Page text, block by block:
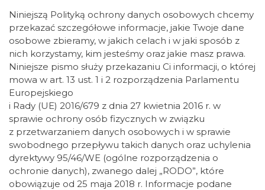
Niniejszą Polityką ochrony danych osobowych chcemy
przekazać szczegółowe informacje, jakie Twoje dane
osobowe zbieramy, w jakich celach i w jaki sposób z
nich korzystamy, kim jesteśmy oraz jakie masz prawa.
Niniejsze pismo służy przekazaniu Ci informacji, o której
mowa w art. 13 ust. 1 i 2 rozporządzenia Parlamentu
Europejskiego
i Rady (UE) 2016/679 z dnia 27 kwietnia 2016 r. w
sprawie ochrony osób fizycznych w związku
z przetwarzaniem danych osobowych i w sprawie
swobodnego przepływu takich danych oraz uchylenia
dyrektywy 95/46/WE (ogólne rozporządzenia o
ochronie danych), zwanego dalej „RODO”, które
obowiązuje od 25 maja 2018 r. Informacje podane